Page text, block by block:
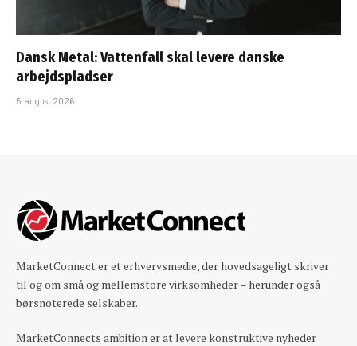
Dansk Metal: Vattenfall skal levere danske
arbejdspladser
5. august 2026
MarketConnect er et erhvervsmedie, der hovedsageligt skriver
til og om små og mellemstore virksomheder – herunder også
børsnoterede selskaber.
MarketConnects ambition er at levere konstruktive nyheder